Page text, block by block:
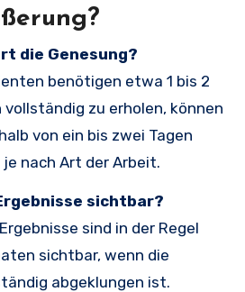
die Genesung?
benötigen etwa 1 bis 2
vollständig zu erholen, können
von ein bis zwei Tagen
nach Art der Arbeit.
Ergebnisse sichtbar?
sind in der Regel
sichtbar, wenn die
abgeklungen ist.